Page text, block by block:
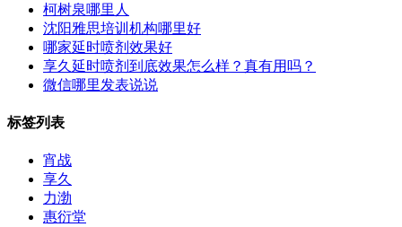
柯树泉哪里人
沈阳雅思培训机构哪里好
哪家延时喷剂效果好
享久延时喷剂到底效果怎么样？真有用吗？
微信哪里发表说说
标签列表
宵战
享久
力渤
惠衍堂